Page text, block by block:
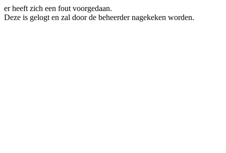
er heeft zich een fout voorgedaan.
Deze is gelogt en zal door de beheerder nagekeken worden.